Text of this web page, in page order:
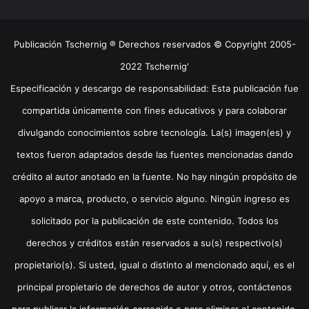
Publicación Tschernig ® Derechos reservados © Copyright 2005-
2022 Tschernig'
Especificación y descargo de responsabilidad: Esta publicación fue
compartida únicamente con fines educativos y para colaborar
divulgando conocimientos sobre tecnología. La(s) imagen(es) y
textos fueron adaptados desde las fuentes mencionadas dando
crédito al autor anotado en la fuente. No hay ningún propósito de
apoyo a marca, producto, o servicio alguno. Ningún ingreso es
solicitado por la publicación de este contenido. Todos los
derechos y créditos están reservados a su(s) respectivo(s)
propietario(s). Si usted, igual o distinto al mencionado aquí, es el
principal propietario de derechos de autor y otros, contáctenos